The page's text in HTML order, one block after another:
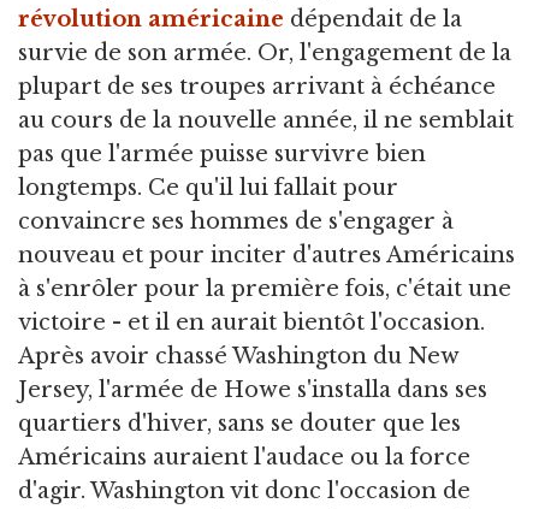
révolution américaine dépendait de la
survie de son armée. Or, l'engagement de la
plupart de ses troupes arrivant à échéance
au cours de la nouvelle année, il ne semblait
pas que l'armée puisse survivre bien
longtemps. Ce qu'il lui fallait pour
convaincre ses hommes de s'engager à
nouveau et pour inciter d'autres Américains
à s'enrôler pour la première fois, c'était une
victoire - et il en aurait bientôt l'occasion.
Après avoir chassé Washington du New
Jersey, l'armée de Howe s'installa dans ses
quartiers d'hiver, sans se douter que les
Américains auraient l'audace ou la force
d'agir. Washington vit donc l'occasion de